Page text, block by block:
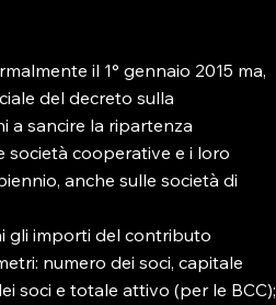
il 1° gennaio 2015 ma,
del decreto sulla
a sancire la ripartenza
società cooperative e i loro
anche sulle società di
gli importi del contributo
numero dei soci, capitale
soci e totale attivo (per le BCC);